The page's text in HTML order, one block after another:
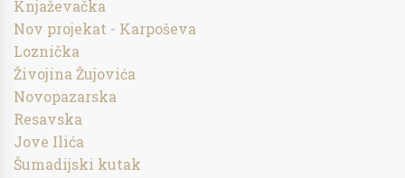
Knjaževačka
Nov projekat - Karpoševa
Loznička
Živojina Žujovića
Novopazarska
Resavska
Jove Ilića
Šumadijski kutak